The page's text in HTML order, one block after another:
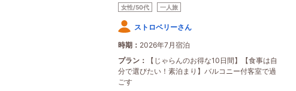
女性/50代 一人旅
ストロベリーさん
時期
2026年7月宿泊
プラン
【じゃらんのお得な10日間】【食事は自
分で選びたい！素泊まり】バルコニー付客室で過
ごす